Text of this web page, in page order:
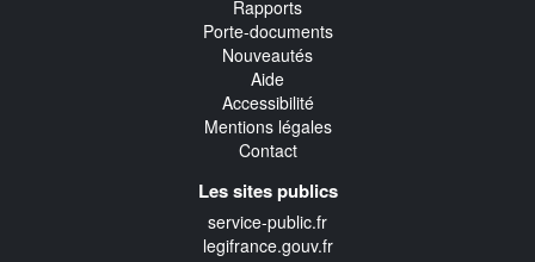
Rapports
Porte-documents
Nouveautés
Aide
Accessibilité
Mentions légales
Contact
Les sites publics
service-public.fr
legifrance.gouv.fr